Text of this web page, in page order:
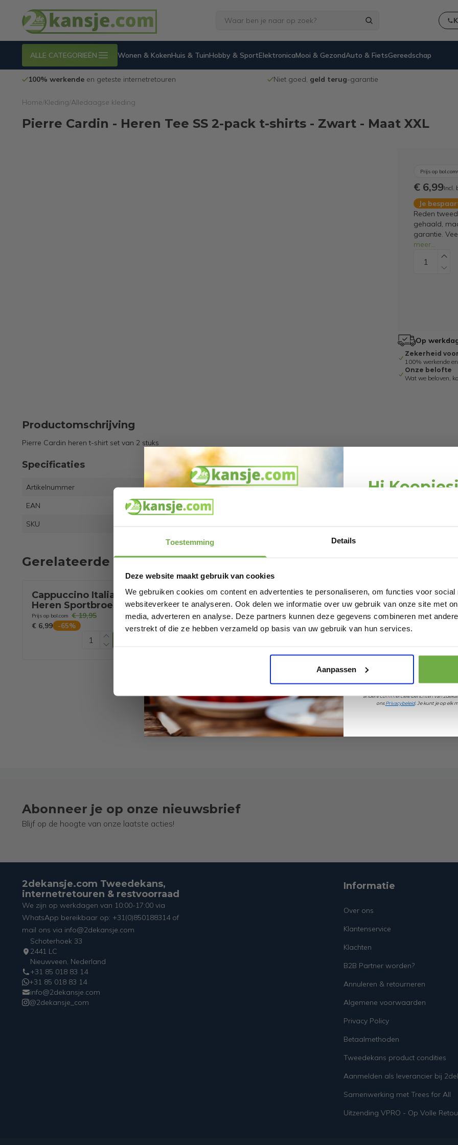
Toestemming Details
Deze website maakt gebruik van cookies
We gebruiken cookies om content en advertenties te personaliseren, om functies voor social
websiteverkeer te analyseren. Ook delen we informatie over uw gebruik van onze site met
media, adverteren en analyse. Deze partners kunnen deze gegevens combineren met
verstrekt of die ze hebben verzameld op basis van uw gebruik van hun services.
Aanpassen
ALLE CATEGORIEËN Wonen & KokenHuis & TuinHobby & SportElektronicaMooi & GezondAuto & FietsGereedschap
100% werkendeen geteste internetretouren Niet goed, geld terug-garantie
Home Kleding Alledaagse kleding
Pierre Cardin - Heren Tee SS 2-pack t-shirts - Zwart - Maat XXL
Prijs op bol.com
€ 6,99Incl.
Je
Reden
gehaald,
garantie.
meer...
Op
Zekerheid
100% werkende
Onze belofte
Wat we beloven,
Productomschrijving
Pierre Cardin heren t-shirt set van 2 stuks
Specificaties
Artikelnummer
EAN
8712888010867
SKU
Gerelateerde producten
Cappuccino Italia -
Heren Sportbroeken
Joggingbroek - Grijs -
Maat XL
Prijs op bol.com € 19,95
€ 6,99
-65%
Pierre Cardin - Heren
Tee SS 2-pack t-shirts
- Grijs - Maat L
Prijs op bol.com € 19,99
€ 7,99
- 60%
Depot - 802
Exfoliërende
Huidreiniger 50ml
Prijs op bol.com € 20,15
€ 2,99
- 85%
NIVEA
–
Prijs op bol.com
Abonneer je op onze nieuwsbrief
Blijf op de hoogte van onze laatste acties!
2dekansje.com Tweedekans,
internetretouren & restvoorraad
We zijn op werkdagen van 10:00-17:00 via
WhatsApp bereikbaar op: +31(0)850188314 of
mail ons via info@2dekansje.com
Schoterhoek 33
2441 LC
Nieuwveen, Nederland
+31 85 018 83 14
+31 85 018 83 14
info@2dekansje.com
@2dekansje_com
Informatie
Over ons
Klantenservice
Klachten
B2B Partner worden?
Annuleren & retourneren
Algemene voorwaarden
Privacy Policy
Betaalmethoden
Tweedekans product condities
Aanmelden als leverancier bij
Samenwerking met Trees for All
Uitzending VPRO - Op Volle
Hi
Bij 2dekansje.com
Laat ons weten
Pak € 5,-
andere commerciële berichten van
onsPrivacybeleid. Je kunt je op elk